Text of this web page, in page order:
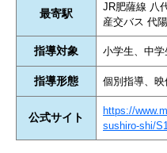
最寄駅
JR肥薩線 八
産交バス 代
指導対象 小学生、中
指導形態 個別指導、映
公式サイト
https://
sushiro-shi/